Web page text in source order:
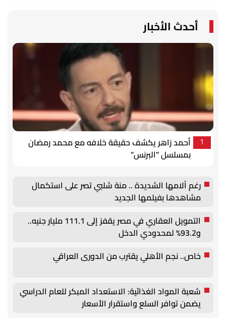
أحدث الأخبار
1
أحمد زاهر يكشف حقيقة خلافه مع محمد رمضان
بمسلسل "البرنس"
رغم آلامها الشديدة .. منة شلبي تصر على استكمال
مشاهدها بفيلمها الجديد
التمويل العقاري في مصر يقفز إلى 111.1 مليار جنيه..
و93.2% لمحدودي الدخل
خاص.. نجم الأهلي يقترب من الدورى العراقي
شعبة المواد الغذائية: الاستعداد المبكر للعام الدراسي
يضمن توافر السلع واستقرار الأسعار